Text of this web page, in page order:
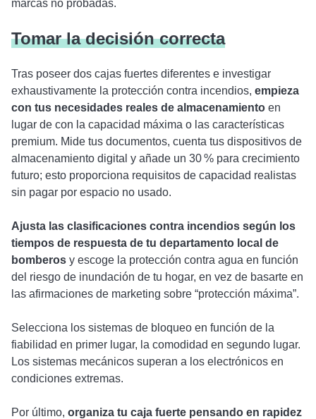
marcas no probadas.
Tomar la decisión correcta
Tras poseer dos cajas fuertes diferentes e investigar
exhaustivamente la protección contra incendios, empieza
con tus necesidades reales de almacenamiento en
lugar de con la capacidad máxima o las características
premium. Mide tus documentos, cuenta tus dispositivos de
almacenamiento digital y añade un 30 % para crecimiento
futuro; esto proporciona requisitos de capacidad realistas
sin pagar por espacio no usado.
Ajusta las clasificaciones contra incendios según los
tiempos de respuesta de tu departamento local de
bomberos y escoge la protección contra agua en función
del riesgo de inundación de tu hogar, en vez de basarte en
las afirmaciones de marketing sobre “protección máxima”.
Selecciona los sistemas de bloqueo en función de la
fiabilidad en primer lugar, la comodidad en segundo lugar.
Los sistemas mecánicos superan a los electrónicos en
condiciones extremas.
Por último, organiza tu caja fuerte pensando en rapidez